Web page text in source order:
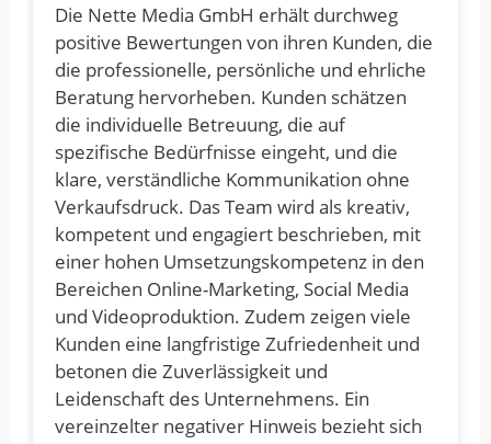
Die Nette Media GmbH erhält durchweg
positive Bewertungen von ihren Kunden, die
die professionelle, persönliche und ehrliche
Beratung hervorheben. Kunden schätzen
die individuelle Betreuung, die auf
spezifische Bedürfnisse eingeht, und die
klare, verständliche Kommunikation ohne
Verkaufsdruck. Das Team wird als kreativ,
kompetent und engagiert beschrieben, mit
einer hohen Umsetzungskompetenz in den
Bereichen Online-Marketing, Social Media
und Videoproduktion. Zudem zeigen viele
Kunden eine langfristige Zufriedenheit und
betonen die Zuverlässigkeit und
Leidenschaft des Unternehmens. Ein
vereinzelter negativer Hinweis bezieht sich